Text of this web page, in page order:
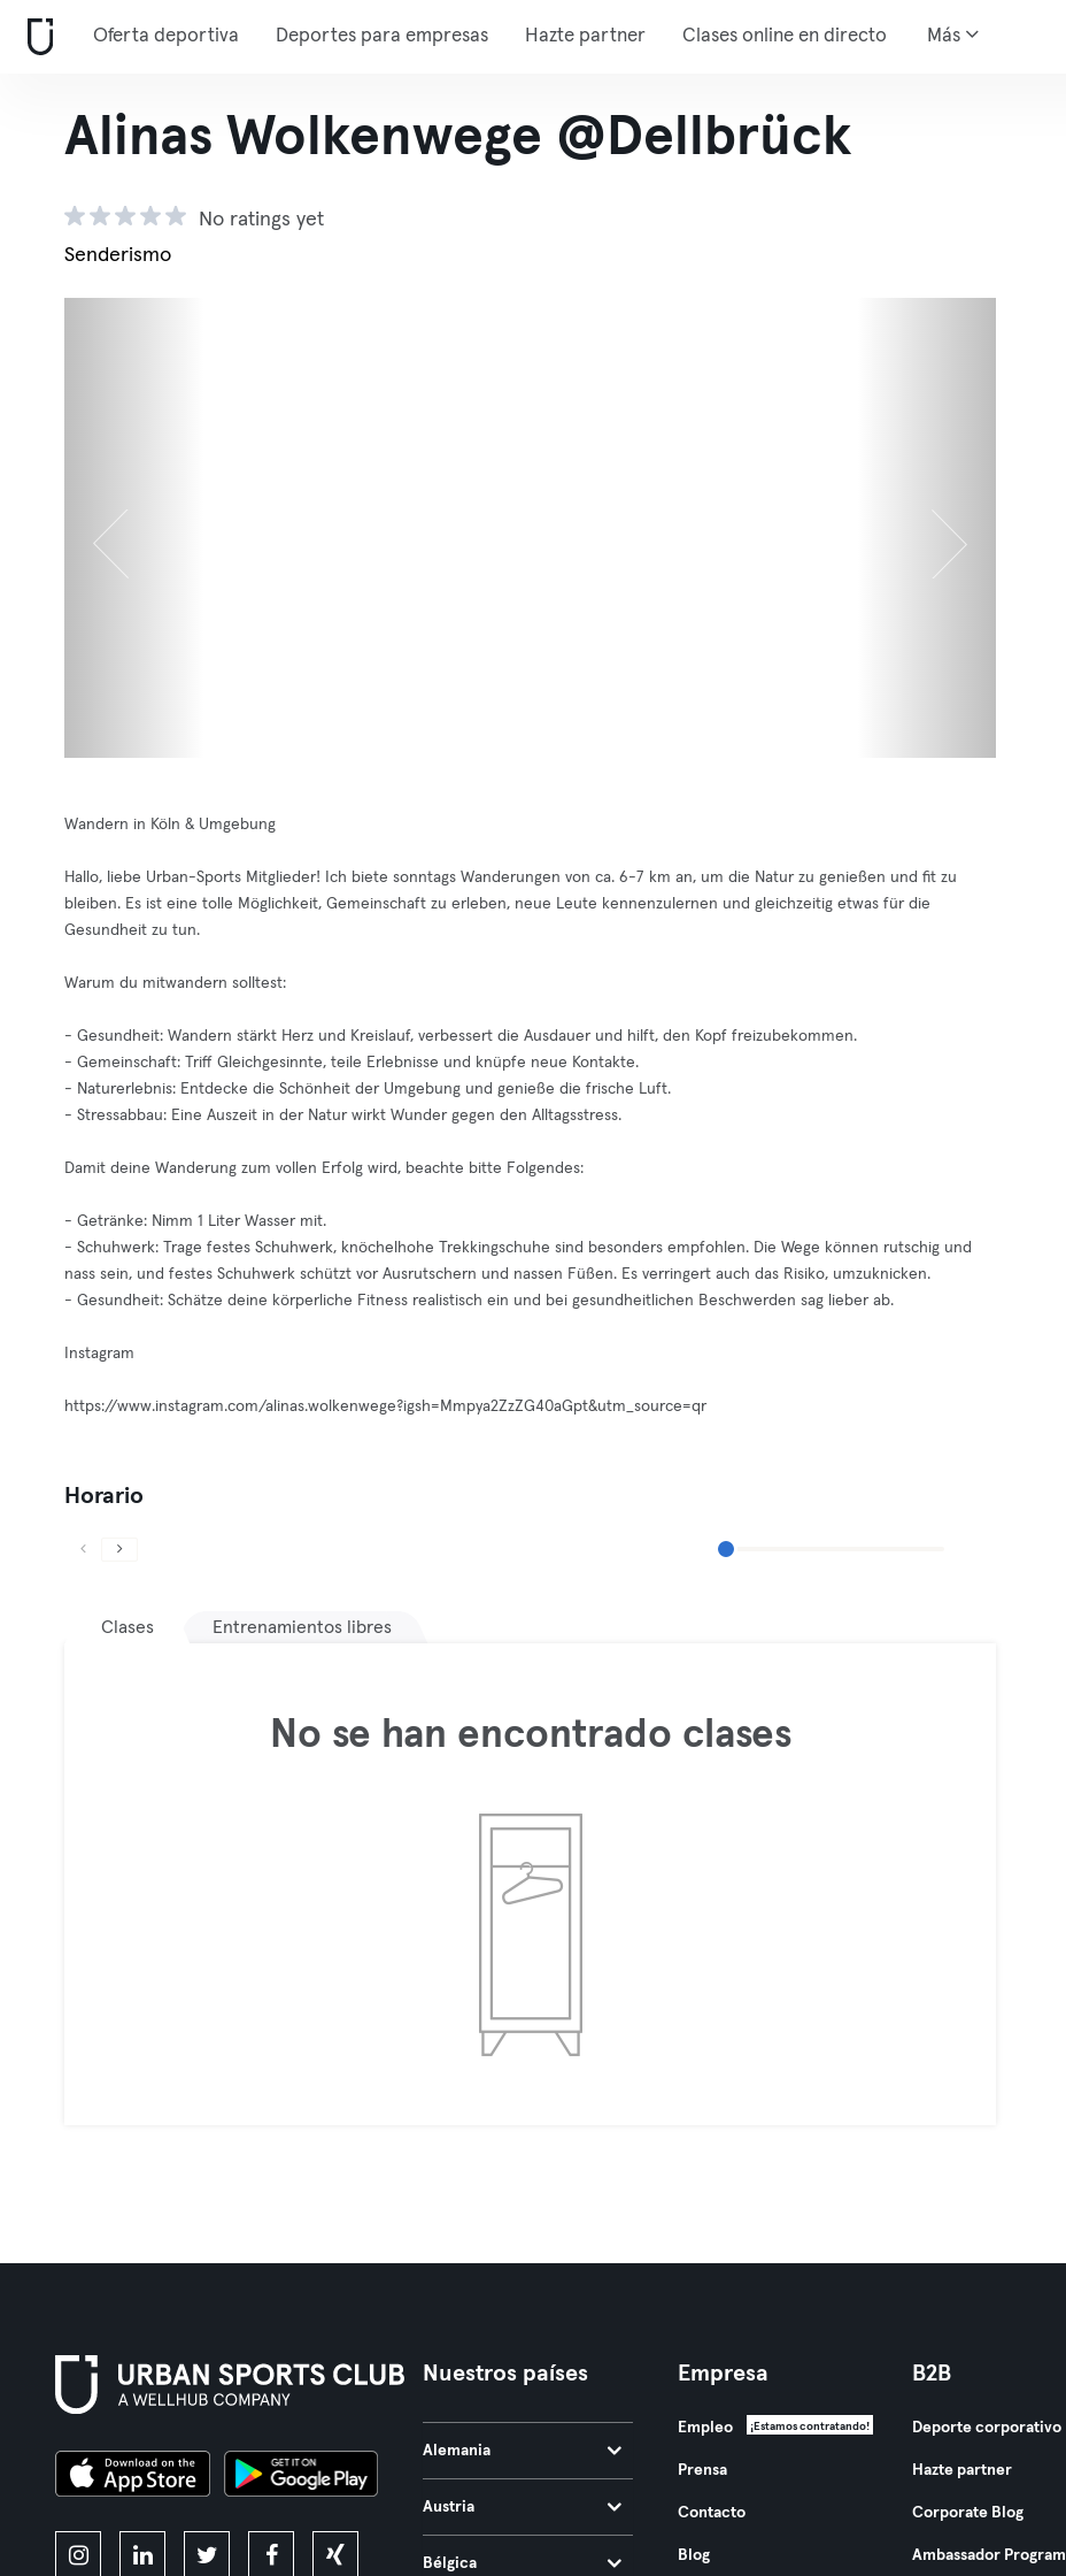
Oferta deportiva Deportes para empresas Hazte partner Clases online en directo Más
Alinas Wolkenwege @Dellbrück
No ratings yet
Senderismo
Wandern in Köln & Umgebung
Hallo, liebe Urban-Sports Mitglieder! Ich biete sonntags Wanderungen von ca. 6-7 km an, um die Natur zu genießen und fit zu
bleiben. Es ist eine tolle Möglichkeit, Gemeinschaft zu erleben, neue Leute kennenzulernen und gleichzeitig etwas für die
Gesundheit zu tun.
Warum du mitwandern solltest:
- Gesundheit: Wandern stärkt Herz und Kreislauf, verbessert die Ausdauer und hilft, den Kopf freizubekommen.
- Gemeinschaft: Triff Gleichgesinnte, teile Erlebnisse und knüpfe neue Kontakte.
- Naturerlebnis: Entdecke die Schönheit der Umgebung und genieße die frische Luft.
- Stressabbau: Eine Auszeit in der Natur wirkt Wunder gegen den Alltagsstress.
Damit deine Wanderung zum vollen Erfolg wird, beachte bitte Folgendes:
- Getränke: Nimm 1 Liter Wasser mit.
- Schuhwerk: Trage festes Schuhwerk, knöchelhohe Trekkingschuhe sind besonders empfohlen. Die Wege können rutschig und
nass sein, und festes Schuhwerk schützt vor Ausrutschern und nassen Füßen. Es verringert auch das Risiko, umzuknicken.
- Gesundheit: Schätze deine körperliche Fitness realistisch ein und bei gesundheitlichen Beschwerden sag lieber ab.
Instagram
https://www.instagram.com/alinas.wolkenwege?igsh=Mmpya2ZzZG40aGpt&utm_source=qr
Horario
Clases Entrenamientos libres
No se han encontrado clases
Nuestros países
Alemania
Austria
Bélgica
Empresa
Empleo ¡Estamos contratando!
Prensa
Contacto
Blog
B2B
Deporte corporativo
Hazte partner
Corporate Blog
Ambassador Program